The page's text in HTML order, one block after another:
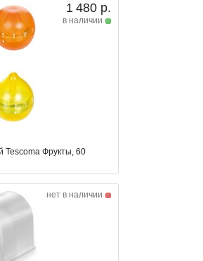
1 480 р.
в наличии
Tescoma Фрукты, 60
нет в наличии